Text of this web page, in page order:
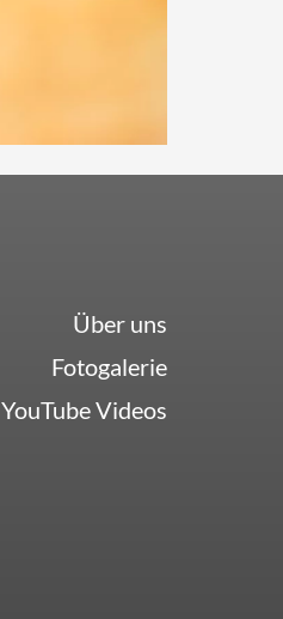
Über uns
Fotogalerie
YouTube Videos